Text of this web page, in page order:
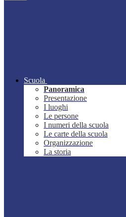
Scuola
Panoramica
Presentazione
I luoghi
Le persone
I numeri della scuola
Le carte della scuola
Organizzazione
La storia